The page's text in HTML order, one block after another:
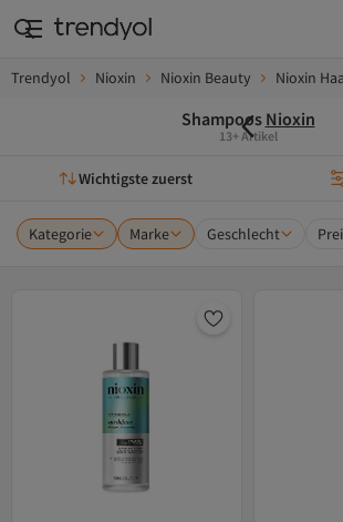
Trendyol Nioxin Nioxin Beauty Nioxin
Shampoos Nioxin
13+ Artikel
Wichtigste zuerst
Kategorie Marke Geschlecht